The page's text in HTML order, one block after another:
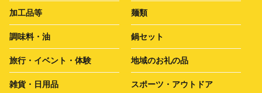
加工品等 麺類
調味料・油 鍋セット
旅行・イベント・体験 地域のお礼の品
雑貨・日用品 スポーツ・アウトドア